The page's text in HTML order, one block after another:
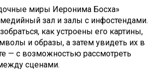
миры Иеронима Босха»
зал и залы с инфостендами.
как устроены его картины,
и образы, а затем увидеть их в
— с возможностью рассмотреть
сценами.